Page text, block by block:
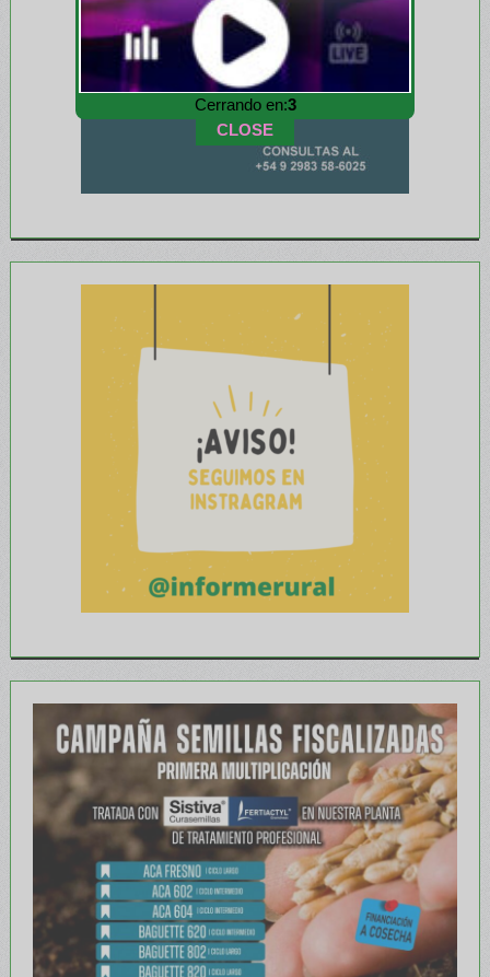
Cerrando en:1
CLOSE